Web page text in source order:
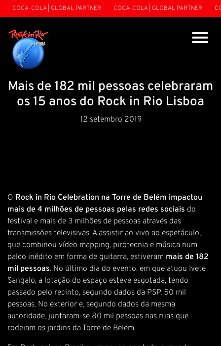
COCA-COLA | GLOBAL PARTNER COCA-COLA | GLOBAL PARTNER
Mais de 182 mil pessoas celebraram
os 15 anos do Rock in Rio Lisboa
12 setembro 2019
O Rock in Rio Celebration na Torre de Belém impactou
mais de 4 milhões de pessoas pelas redes sociais do
festival e mais de 3 milhões de pessoas através das
transmissões televisivas. A assistir ao vivo ao espetáculo,
que combinou vídeo mapping, pirotecnia e música num
palco inédito em forma de guitarra, estiveram mais de 182
mil pessoas. No último dia do evento, em que atuou Ivete
Sangalo, a lotação do espaço esteve esgotada, tendo
passado pelo recinto, segundo dados da PSP, 50 mil
pessoas. No exterior e, segundo dados da mesma
autoridade, juntaram-se 80 mil pessoas nas ruas que
rodeiam os jardins da Torre de Belém.